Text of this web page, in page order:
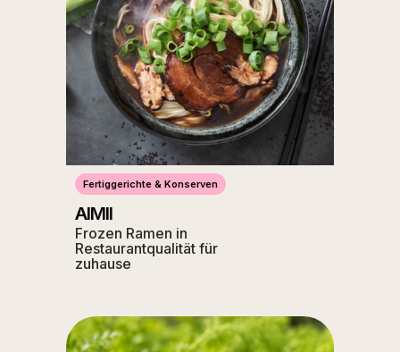
Fertiggerichte & Konserven
AIMII
Frozen Ramen in
Restaurantqualität für
zuhause